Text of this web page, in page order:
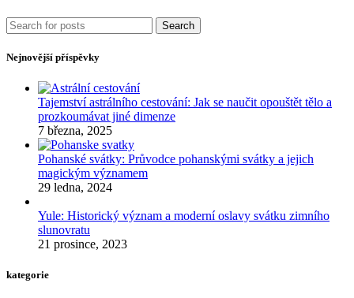
Search
Nejnovější příspěvky
Tajemství astrálního cestování: Jak se naučit opouštět tělo a
prozkoumávat jiné dimenze
7 března, 2025
Pohanské svátky: Průvodce pohanskými svátky a jejich
magickým významem
29 ledna, 2024
Yule: Historický význam a moderní oslavy svátku zimního
slunovratu
21 prosince, 2023
kategorie